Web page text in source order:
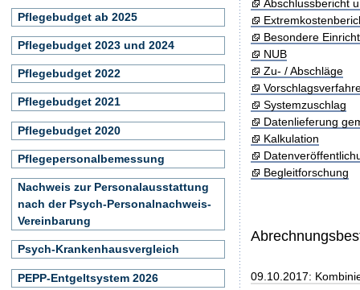
Abschlussbericht
Besondere
NUB
Zu- / Abschläge
Systemzuschlag
Datenlieferung
Kalkulation
Begleitforschung
09.10.2017:
Pflegebudget ab 2025
Pflegebudget 2023 und 2024
Pflegebudget 2022
Pflegebudget 2021
Pflegebudget 2020
Pflegepersonalbemessung
Nachweis zur Personalausstattung
nach der Psych-Personalnachweis-
Vereinbarung
Psych-Krankenhausvergleich
PEPP-Entgeltsystem 2026